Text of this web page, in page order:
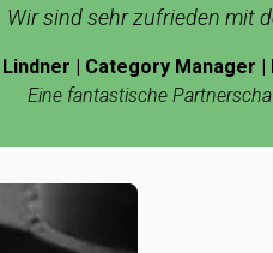
sind sehr zufrieden mit
| Category Manager |
Eine fantastische